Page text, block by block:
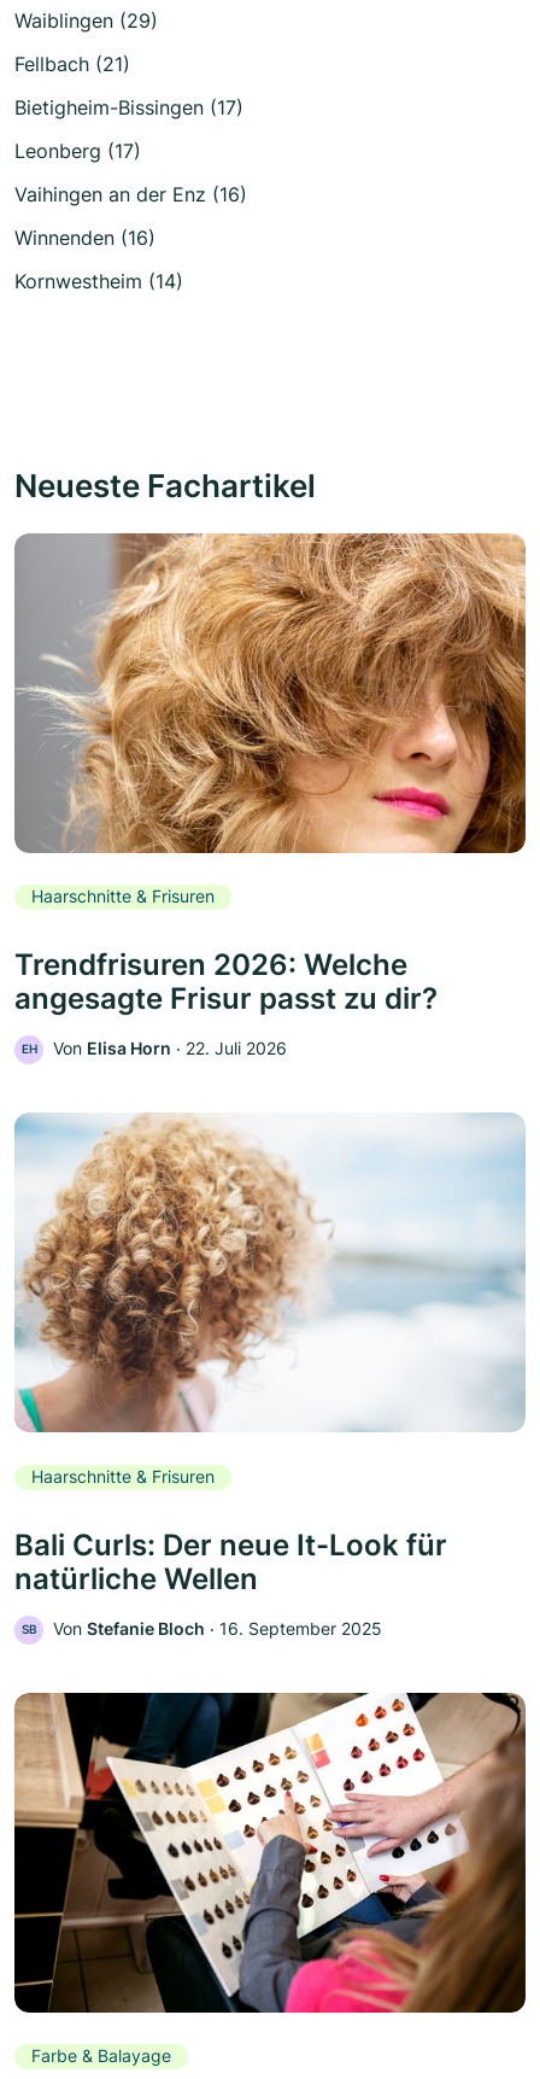
Waiblingen (29)
Fellbach (21)
Bietigheim-Bissingen (17)
Leonberg (17)
Vaihingen an der Enz (16)
Winnenden (16)
Kornwestheim (14)
Neueste Fachartikel
Haarschnitte & Frisuren
Trendfrisuren 2026: Welche
angesagte Frisur passt zu dir?
EH Von Elisa Horn ‧ 22. Juli 2026
Haarschnitte & Frisuren
Bali Curls: Der neue It-Look für
natürliche Wellen
SB Von Stefanie Bloch ‧ 16. September 2025
Farbe & Balayage